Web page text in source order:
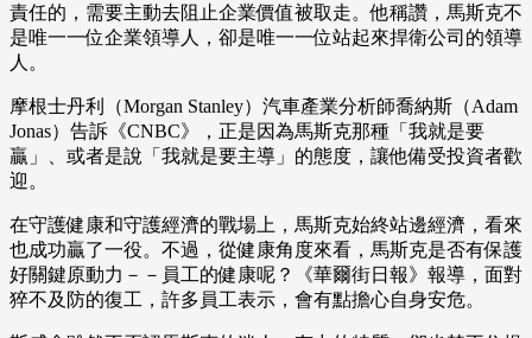
責任的，需要主動去阻止企業價值被取走。他稱讚，馬斯克不
是唯一一位企業領導人，卻是唯一一位站起來捍衛公司的領導
人。
摩根士丹利（Morgan Stanley）汽車產業分析師喬納斯（Adam
Jonas）告訴《CNBC》，正是因為馬斯克那種「我就是要
贏」、或者是說「我就是要主導」的態度，讓他備受投資者歡
迎。
在守護健康和守護經濟的戰場上，馬斯克始終站邊經濟，看來
也成功贏了一役。不過，從健康角度來看，馬斯克是否有保護
好關鍵原動力－－員工的健康呢？《華爾街日報》報導，面對
猝不及防的復工，許多員工表示，會有點擔心自身安危。